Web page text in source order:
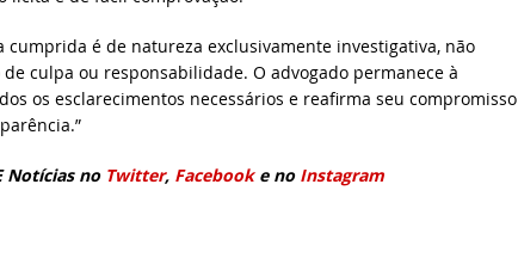
cumprida é de natureza exclusivamente investigativa, não
culpa ou responsabilidade. O advogado permanece à
os esclarecimentos necessários e reafirma seu compromisso
Notícias no Twitter, Facebooke no Instagram